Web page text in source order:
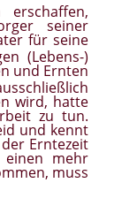
seiner
für seine
(Lebens-)
und Ernten
wird, hatte
zu tun.
und kennt
Erntezeit
mehr
muss